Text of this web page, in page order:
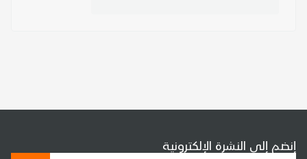
إنضم إلى النشرة الإلكترونية